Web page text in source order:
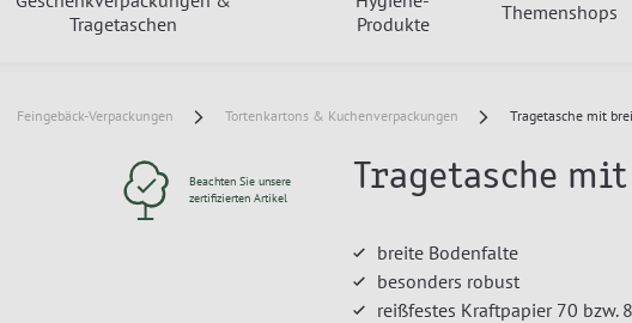
Tragetaschen
Produkte
Themenshops
Feingebäck-Verpackungen Tortenkartons & Kuchenverpackungen Tragetasche mit
Beachten Sie unsere
zertifizierten Artikel
Tragetasche
breite Bodenfalte
besonders robust
reißfestes Kraftpapier 70 bzw.